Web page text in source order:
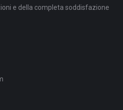
e della completa soddisfazione